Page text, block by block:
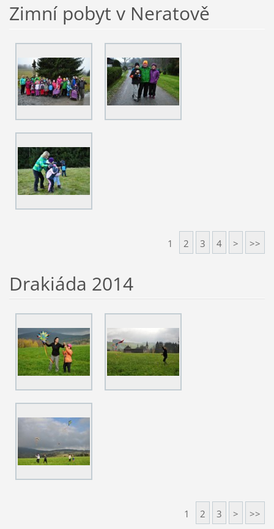
Zimní pobyt v Neratově
1 2 3 4 > >>
Drakiáda 2014
1 2 3 > >>